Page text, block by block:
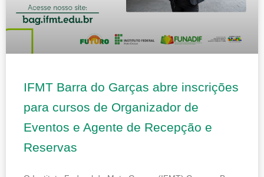
IFMT Barra do Garças abre inscrições
para cursos de Organizador de
Eventos e Agente de Recepção e
Reservas